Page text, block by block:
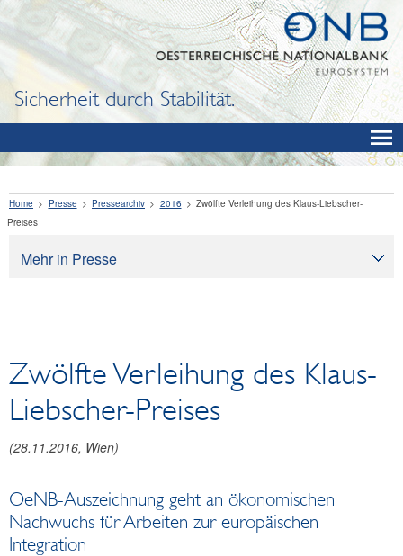
Sicherheit durch Stabilität.
Mehr in Presse
OeNB-Blog
OeNB-Podcast
Reden und Präsentationen
Berichte
Fotos
Home Presse Pressearchiv 2016
Zwölfte Verleihung des Klaus-Liebscher-
Preises
Zwölfte Verleihung des Klaus-
Liebscher-Preises
(28.11.2016, Wien)
OeNB-Auszeichnung geht an ökonomischen
Nachwuchs für Arbeiten zur europäischen
Integration